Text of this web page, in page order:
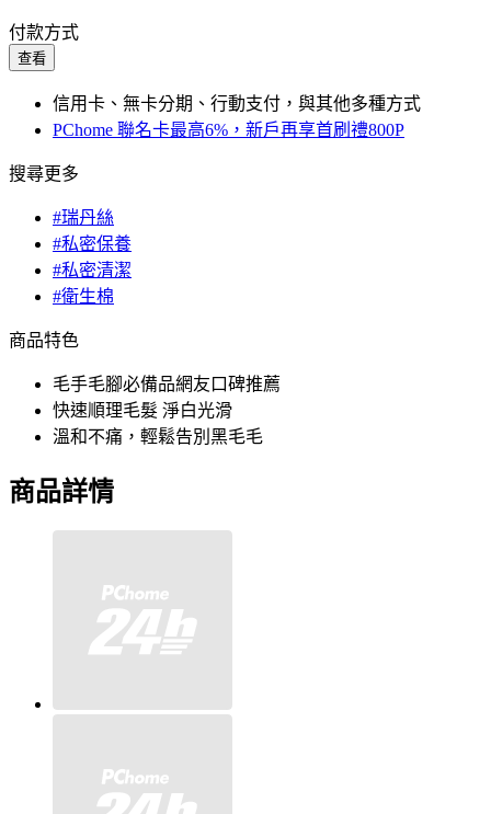
付款方式
查看
信用卡、無卡分期、行動支付，與其他多種方式
PChome 聯名卡最高6%，新戶再享首刷禮800P
搜尋更多
#瑞丹絲
#私密保養
#私密清潔
#衛生棉
商品特色
毛手毛腳必備品網友口碑推薦
快速順理毛髮 淨白光滑
溫和不痛，輕鬆告別黑毛毛
商品詳情